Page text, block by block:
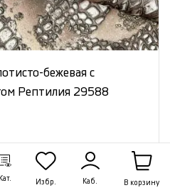
Кат. Избр. Каб. В корзину
бежевая с
Рептилия 29588